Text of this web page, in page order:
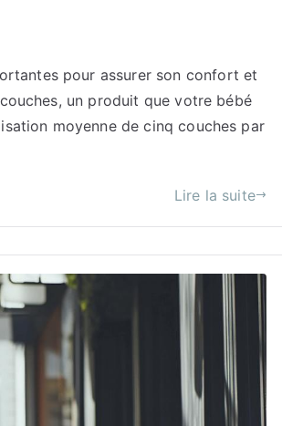
pour assurer son confort et
un produit que votre bébé
moyenne de cinq couches par
Lire la suite